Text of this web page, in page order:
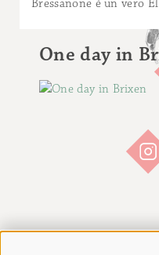
Bressanone è un vero
One day in